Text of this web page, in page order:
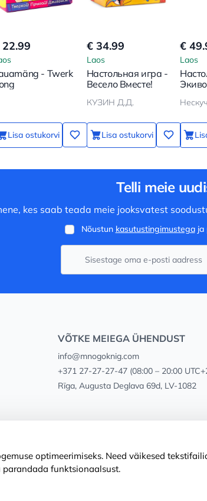
- Twerk
Lisa ostukorvi
€ 34.99
Laos
Настольная игра -
Весело Вместе!
КУЗИН Д.Д.
Lisa ostukorvi
€
Laos
Telli meie
kes saab teada meie jooksvatest
Nõustun kasutustingimustegaja
VÕTKE MEIEGA ÜHENDUST
info@mnogoknig.com
+371 27-27-27-47(08:00 – 20:00
Rīga, Augusta Deglava 69d, LV-1082
optimeerimiseks. Need väikesed
funktsionaalsust.